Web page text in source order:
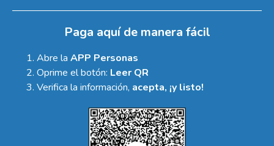
Paga aquí de manera fácil
Abre la APP Personas
Oprime el botón: Leer QR
Verifica la información, acepta, ¡y listo!